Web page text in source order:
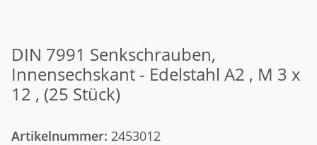
DIN 7991 Senkschrauben,
Innensechskant - Edelstahl A2 , M 3 x
12 , (25 Stück)
Artikelnummer: 2453012